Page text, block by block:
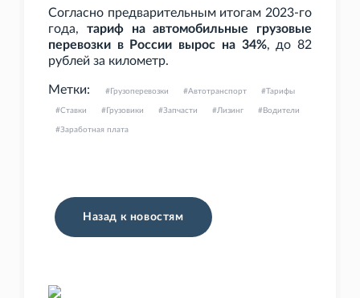
Согласно предварительным итогам 2023-го
года, тариф на автомобильные грузовые
перевозки в России вырос на 34%, до 82
рублей за километр.
Метки: Грузоперевозки Автотранспорт Тарифы
Ставки Грузовики Запчасти Лизинг Водители
Заработная плата
Назад к новостям